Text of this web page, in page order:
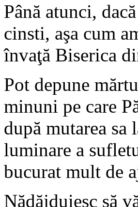
Până atunci,
cinsti, aşa cum
învaţă Biserica
Pot depune
minuni pe care
după mutarea sa
luminare a
bucurat mult de
Nădăjduiesc să